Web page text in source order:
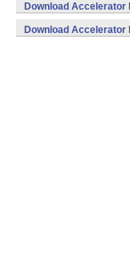
Download Accelerator
Download Accelerator